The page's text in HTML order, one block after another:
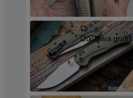
Dostawa gratis